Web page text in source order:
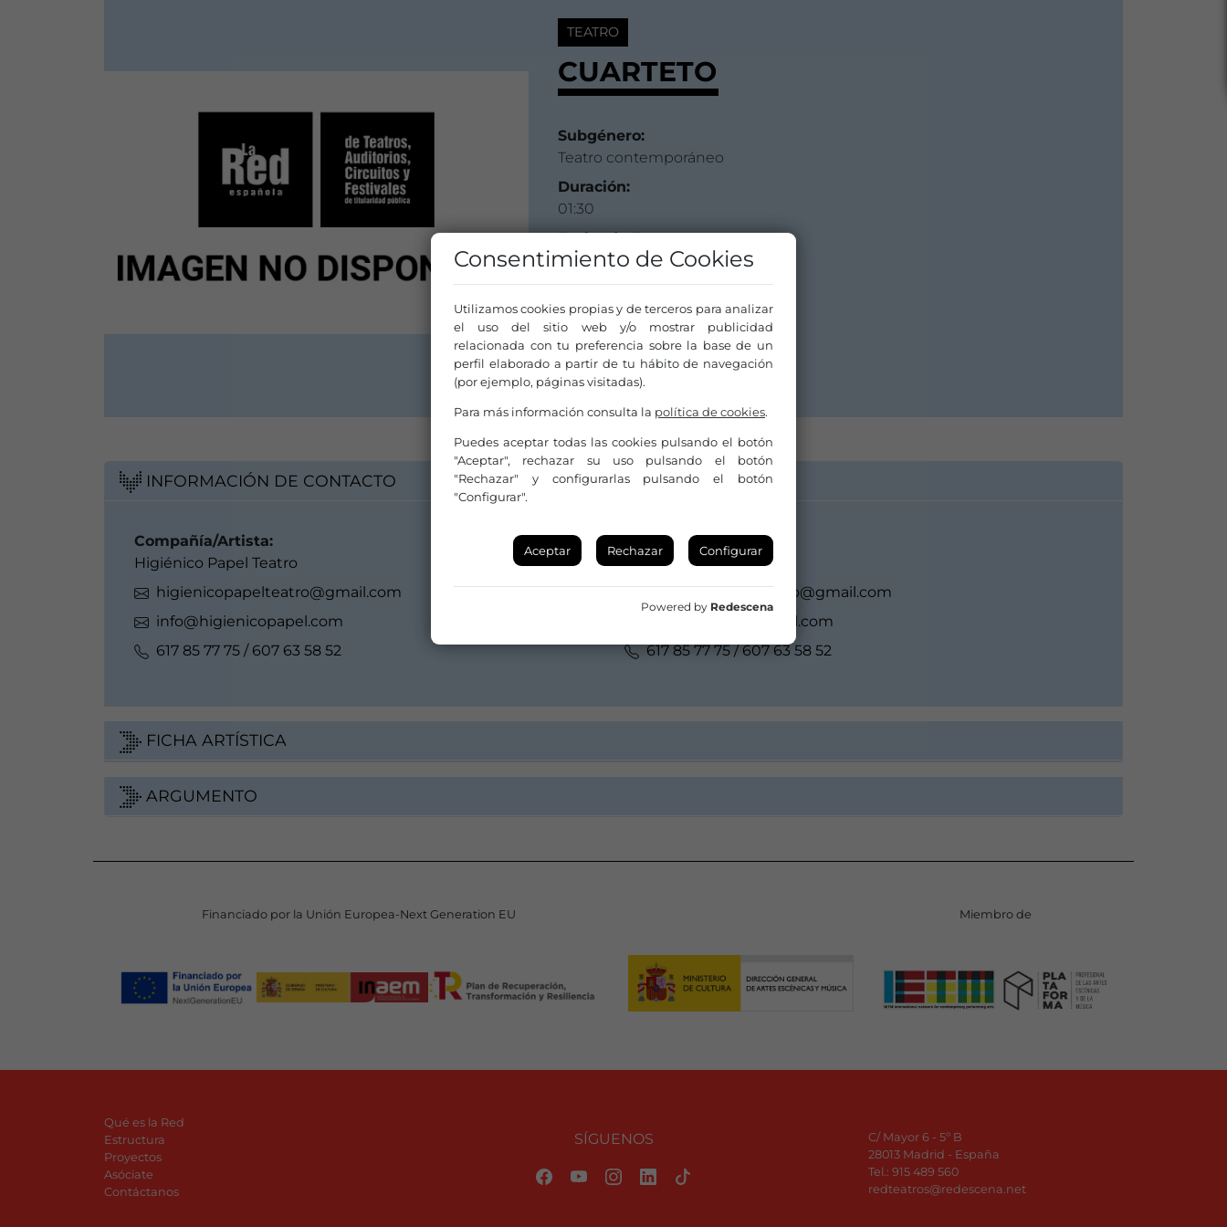
TEATRO
CUARTETO
Subgénero:
Teatro contemporáneo
Duración:
01:30
Fecha de Estreno:
25 septiembre 2021
Compañía/Artista:
Higiénico Papel Teatro
Distribuidor/a:
Higiénico Papel Teatro
INFORMACIÓN DE CONTACTO
Compañía/Artista:
Higiénico Papel Teatro
higienicopapelteatro@gmail.com
info@higienicopapel.com
617 85 77 75 / 607 63 58 52
Distribuidor/a:
Higiénico Papel Teatro
higienicopapelteatro@gmail.com
info@higienicopapel.com
617 85 77 75 / 607 63 58 52
FICHA ARTÍSTICA
ARGUMENTO
Financiado por la Unión Europea-Next Generation EU Miembro de
Qué es la Red
Estructura
Proyectos
Asóciate
Contáctanos
SÍGUENOS
C/ Mayor 6 - 5º B
28013 Madrid - España
Tel.: 915 489 560
redteatros@redescena.net
Consentimiento de Cookies
Utilizamos cookies propias y de terceros para analizar
el uso del sitio web y/o mostrar publicidad
relacionada con tu preferencia sobre la base de un
perfil elaborado a partir de tu hábito de navegación
(por ejemplo, páginas visitadas).
Para más información consulta la política de cookies.
Puedes aceptar todas las cookies pulsando el botón
"Aceptar", rechazar su uso pulsando el botón
"Rechazar" y configurarlas pulsando el botón
"Configurar".
Aceptar Rechazar Configurar
Powered by Redescena